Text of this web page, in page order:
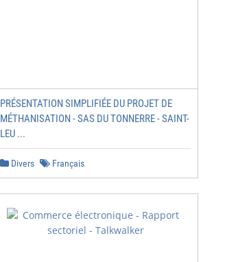
PRÉSENTATION SIMPLIFIÉE DU PROJET DE
MÉTHANISATION - SAS DU TONNERRE - SAINT-
LEU ...
Divers Français